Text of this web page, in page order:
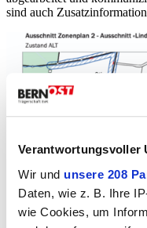
Verantwortungsvoller
Wir und unsere 208
Daten, wie z. B. Ihre
wie Cookies, um
sind auch